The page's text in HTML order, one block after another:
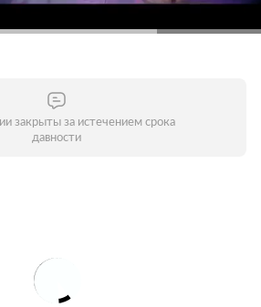
закрыты за истечением срока
давности